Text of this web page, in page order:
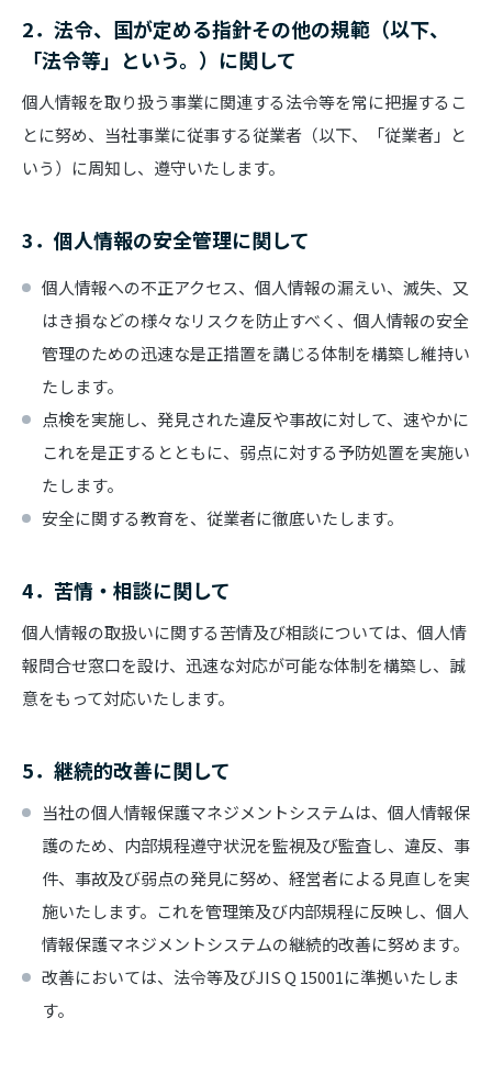
2．法令、国が定める指針その他の規範（以下、
「法令等」という。）に関して
個人情報を取り扱う事業に関連する法令等を常に把握するこ
とに努め、当社事業に従事する従業者（以下、「従業者」と
いう）に周知し、遵守いたします。
3．個人情報の安全管理に関して
個人情報への不正アクセス、個人情報の漏えい、滅失、又
はき損などの様々なリスクを防止すべく、個人情報の安全
管理のための迅速な是正措置を講じる体制を構築し維持い
たします。
点検を実施し、発見された違反や事故に対して、速やかに
これを是正するとともに、弱点に対する予防処置を実施い
たします。
安全に関する教育を、従業者に徹底いたします。
4．苦情・相談に関して
個人情報の取扱いに関する苦情及び相談については、個人情
報問合せ窓口を設け、迅速な対応が可能な体制を構築し、誠
意をもって対応いたします。
5．継続的改善に関して
当社の個人情報保護マネジメントシステムは、個人情報保
護のため、内部規程遵守状況を監視及び監査し、違反、事
件、事故及び弱点の発見に努め、経営者による見直しを実
施いたします。これを管理策及び内部規程に反映し、個人
情報保護マネジメントシステムの継続的改善に努めます。
改善においては、法令等及びJIS Q 15001に準拠いたしま
す。